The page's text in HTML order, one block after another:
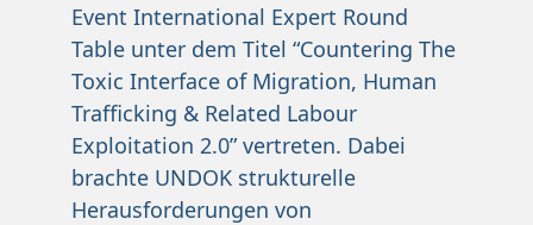
Event International Expert Round
Table unter dem Titel “Countering The
Toxic Interface of Migration, Human
Trafficking & Related Labour
Exploitation 2.0” vertreten. Dabei
brachte UNDOK strukturelle
Herausforderungen von